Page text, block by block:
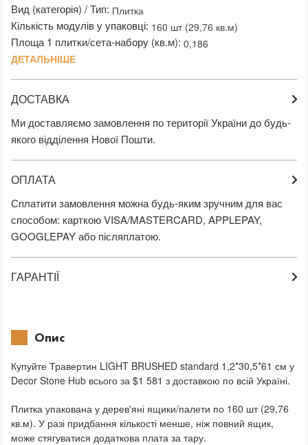
Вид (категорія) / Тип: Плитка
Кількість модулів у упаковці: 160 шт (29,76 кв.м)
Площа 1 плитки/сета-набору (кв.м): 0,186
ДЕТАЛЬНІШЕ
ДОСТАВКА
Ми доставляємо замовлення по території України до будь-
якого відділення Нової Пошти.
ОПЛАТА
Сплатити замовлення можна будь-яким зручним для вас
способом: карткою VISA/MASTERCARD, APPLEPAY,
GOOGLEPAY або післяплатою.
ГАРАНТІЇ
Опис
Купуйте Травертин LIGHT BRUSHED standard 1,2*30,5*61 см у
Decor Stone Hub всього за $1 581 з доставкою по всій Україні.
Плитка упакована у дерев'яні ящики/палети по 160 шт (29,76
кв.м). У разі придбання кількості менше, ніж повний ящик,
може стягуватися додаткова плата за тару.